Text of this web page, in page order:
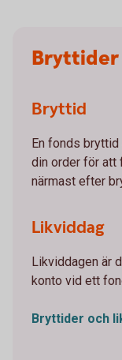
Bryttider
Bryttid
En fonds
din order för att
närmast efter
Likviddag
Likviddagen är
konto vid ett
Bryttider och